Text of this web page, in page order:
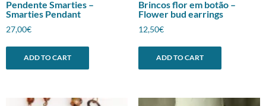
Pendente Smarties –
Smarties Pendant
27,00€
ADD TO CART
Brincos flor em botão –
Flower bud earrings
12,50€
ADD TO CART